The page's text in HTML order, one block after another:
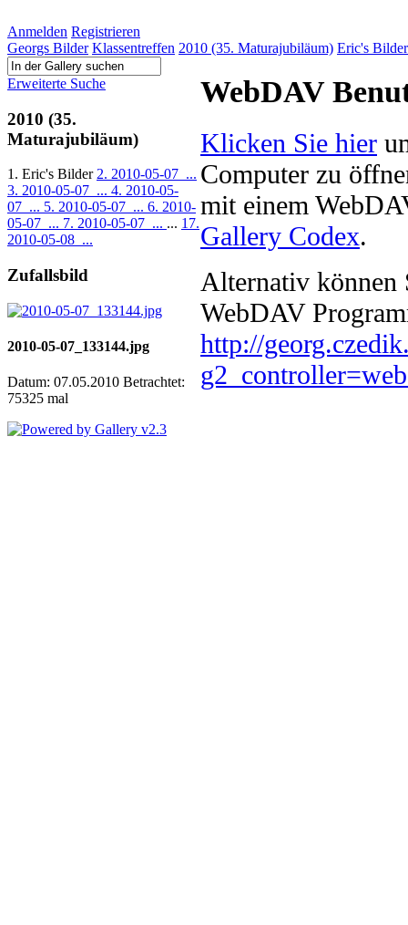
Anmelden Registrieren
Georgs Bilder Klassentreffen 2010 (35. Maturajubiläum) Eric's Bilder
Erweiterte Suche
2010 (35.
Maturajubiläum)
1. Eric's Bilder2. 2010-05-07_...
3. 2010-05-07_... 4. 2010-05-
07_... 5. 2010-05-07_... 6. 2010-
05-07_... 7. 2010-05-07_... ... 17.
2010-05-08_...
Zufallsbild
2010-05-07_133144.jpg
Datum: 07.05.2010 Betrachtet:
75325 mal
WebDAV
Klicken Sie hier
Computer zu
mit einem
Gallery Codex.
Alternativ können
WebDAV
http://